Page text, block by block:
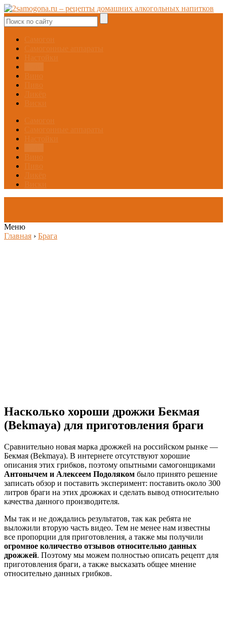
Самогон
Самогонные аппараты
Настойки
Вино
Пиво
Ликёр
Виски
Самогон
Самогонные аппараты
Настойки
Вино
Пиво
Ликёр
Виски
Меню
Главная › Брага
Насколько хороши дрожжи Бекмая
(Bekmaya) для приготовления браги
Сравнительно новая марка дрожжей на российском рынке —
Бекмая (Bekmaya). В интернете отсутствуют хорошие
описания этих грибков, поэтому опытными самогонщиками
Антонычем и Алексеем Подоляком было принято решение
записать обзор и поставить эксперимент: поставить около 300
литров браги на этих дрожжах и сделать вывод относительно
качества данного производителя.
Мы так и не дождались результатов, так как ребята не
выложили вторую часть видео. Тем не менее нам известны
все пропорции для приготовления, а также мы получили
огромное количество отзывов относительно данных
дрожжей. Поэтому мы можем полностью описать рецепт для
приготовления браги, а также высказать общее мнение
относительно данных грибков.